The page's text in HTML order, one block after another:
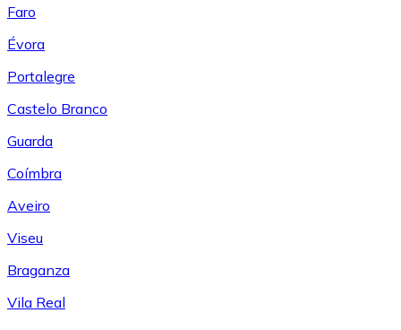
Faro
Évora
Portalegre
Castelo Branco
Guarda
Coímbra
Aveiro
Viseu
Braganza
Vila Real